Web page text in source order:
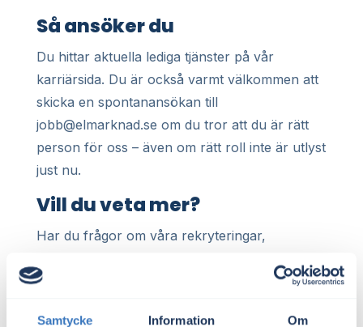
Samtycke Information Om
Så ansöker du
Du hittar aktuella lediga tjänster på vår
karriärsida. Du är också varmt välkommen att
skicka en spontanansökan till
jobb@elmarknad.se om du tror att du är rätt
person för oss – även om rätt roll inte är utlyst
just nu.
Vill du veta mer?
Har du frågor om våra rekryteringar,
Skicka in en ansökan eller hör av dig till oss på